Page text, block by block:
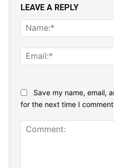
LEAVE A REPLY
Save my name, email,
for the next time I